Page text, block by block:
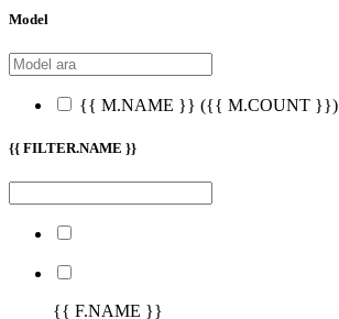
Model
{{ M.NAME }} ({{ M.COUNT }})
{{ FILTER.NAME }}
{{ F.NAME }}